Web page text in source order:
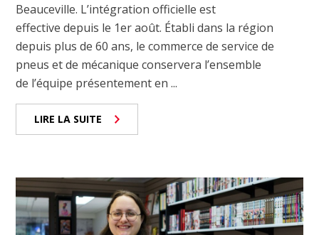
Beauceville. L’intégration officielle est
effective depuis le 1er août. Établi dans la région
depuis plus de 60 ans, le commerce de service de
pneus et de mécanique conservera l’ensemble
de l’équipe présentement en ...
LIRE LA SUITE